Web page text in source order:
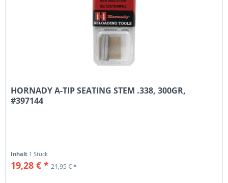
HORNADY A-TIP SEATING STEM .338, 300GR,
#397144
Inhalt 1 Stück
19,28 € * 21,95 € *